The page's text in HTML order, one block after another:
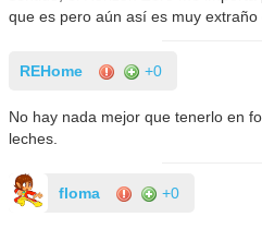
que es pero aún así es muy extraño
REHome +0
No hay nada mejor que tenerlo en
leches.
floma +0